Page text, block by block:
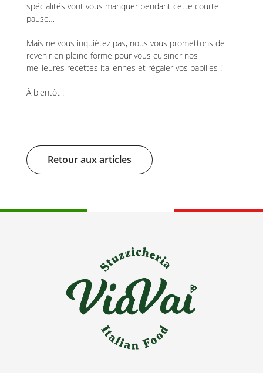
spécialités vont vous manquer pendant cette courte
pause…
Mais ne vous inquiétez pas, nous vous promettons de
revenir en pleine forme pour vous cuisiner nos
meilleures recettes italiennes et régaler vos papilles !
À bientôt !
Retour aux articles